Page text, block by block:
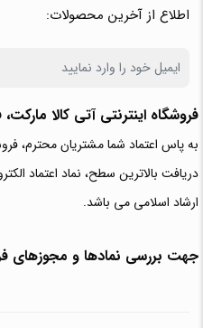
اطلاع از آخرین محصولات:
فروشگاه اینترنتی آتی‌ کالا
به پاس اعتماد شما مشتریان محترم،
دریافت بالاترین سطح، نماد اعتماد
ارشاد اسلامی می باشد.
جهت بررسی نمادها و مجوزهای